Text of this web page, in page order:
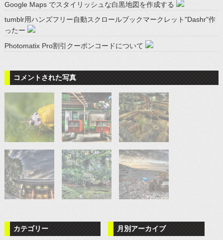
Google Maps でスタイリッシュな白黒地図を作成する
tumblr用ハンズフリー自動スクロールブックマークレット"Dashr"作
ったー
Photomatix Pro割引クーポンコードについて
コメントされた写真
カテゴリー 月別アーカイブ